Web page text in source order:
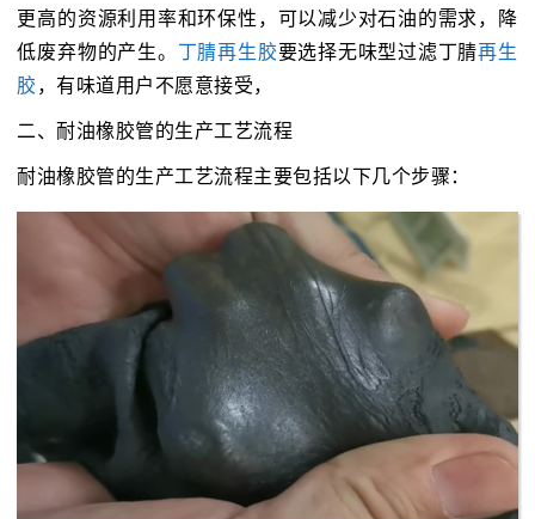
更高的资源利用率和环保性，可以减少对石油的需求，降
低废弃物的产生。 丁腈再生胶要选择无味型过滤丁腈再生
胶，有味道用户不愿意接受，
二、耐油橡胶管的生产工艺流程
耐油橡胶管的生产工艺流程主要包括以下几个步骤：